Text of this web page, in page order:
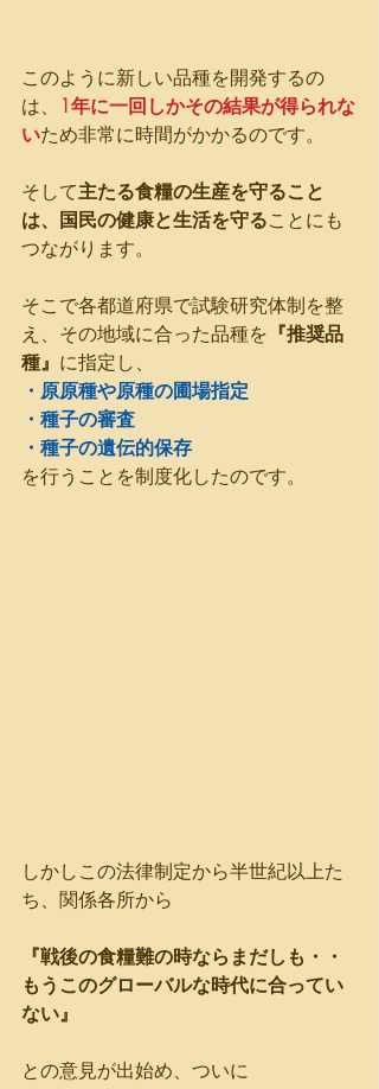
このように新しい品種を開発するの
は、
1年に一回しかその結果が得られな
いため非常に時間がかかるのです。
そして主たる食糧の生産を守ること
は、国民の健康と生活を守ることにも
つながります。
そこで各都道府県で試験研究体制を整
え、その地域に合った品種を 『推奨品
種』 に指定し、
・原原種や原種の圃場指定
・種子の審査
・種子の遺伝的保存
を行うことを制度化したのです。
しかしこの法律制定から半世紀以上た
ち、関係各所から
『戦後の食糧難の時ならまだしも・・
もうこのグローバルな時代に合ってい
ない』
との意見が出始め、ついに